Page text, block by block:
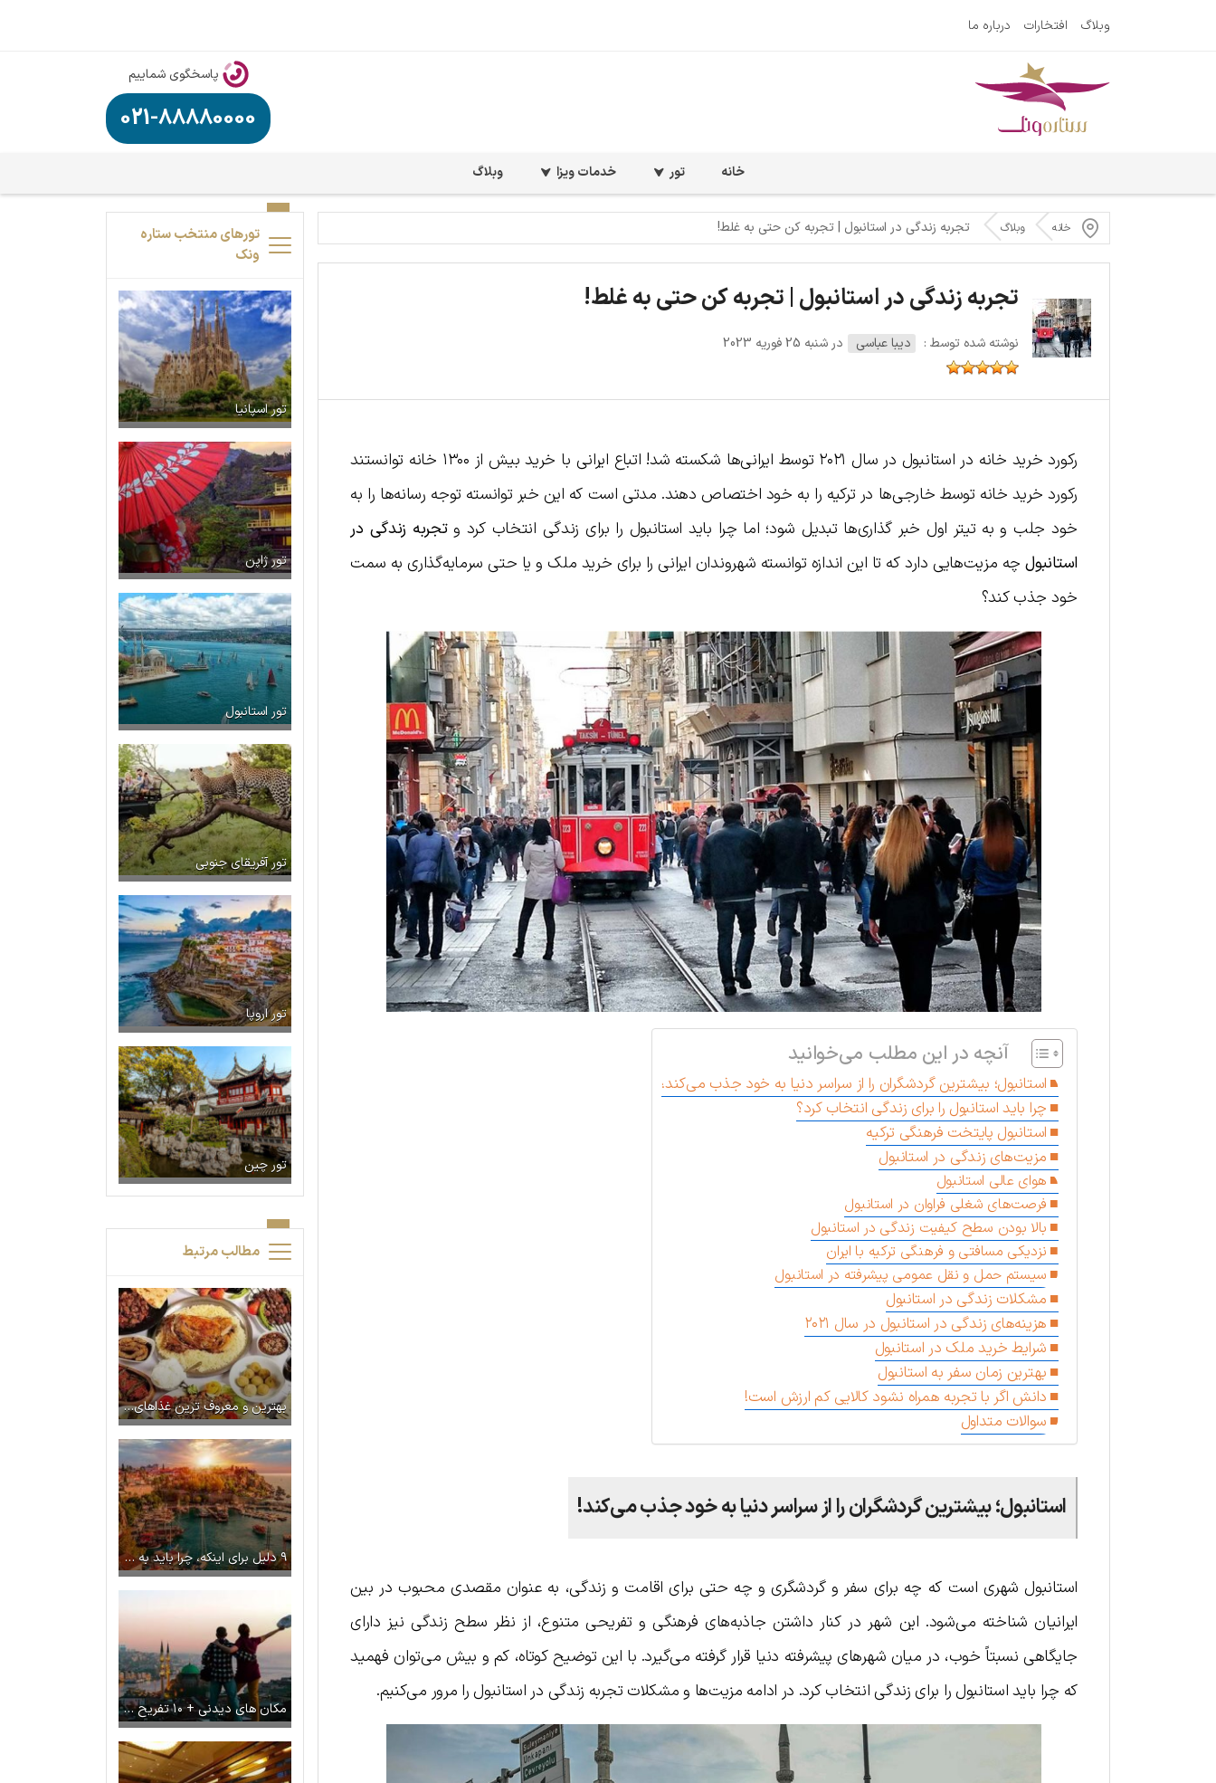
وبلاگ افتخارات درباره ما
پاسخگوی شماییم
021-88880000
خانه تور خدمات ویزا وبلاگ
خانه وبلاگ تجربه زندگی در استانبول | تجربه کن حتی به غلط!
تجربه زندگی در استانبول | تجربه کن حتی به غلط!
نوشته شده توسط : دیبا عباسی در شنبه 25 فوریه 2023
رکورد خرید خانه در استانبول در سال ۲۰۲۱ توسط ایرانی‌ها شکسته شد! اتباع ایرانی با خرید بیش از ۱۳۰۰ خانه توانستند
رکورد خرید خانه توسط خارجی‌ها در ترکیه را به خود اختصاص دهند. مدتی است که این خبر توانسته توجه رسانه‌ها را به
خود جلب و به تیتر اول خبر گذاری‌ها تبدیل شود؛ اما چرا باید استانبول را برای زندگی انتخاب کرد وتجربه زندگی در
استانبولچه مزیت‌هایی دارد که تا این اندازه توانسته شهروندان ایرانی را برای خرید ملک و یا حتی سرمایه‌گذاری به سمت
خود جذب کند؟
آنچه در این مطلب می‌خوانید
استانبول؛ بیشترین گردشگران را از سراسر دنیا به خود جذب می‌کند!
چرا باید استانبول را برای زندگی انتخاب کرد؟
استانبول پایتخت فرهنگی ترکیه
مزیت‌های زندگی در استانبول
هوای عالی استانبول
فرصت‌های شغلی فراوان در استانبول
بالا بودن سطح کیفیت زندگی در استانبول
نزدیکی مسافتی و فرهنگی ترکیه با ایران
سیستم حمل و نقل عمومی پیشرفته در استانبول
مشکلات زندگی در استانبول
هزینه‌های زندگی در استانبول در سال ۲۰۲۱
شرایط خرید ملک در استانبول
بهترین زمان سفر به استانبول
دانش اگر با تجربه همراه نشود کالایی کم ارزش است!
سوالات متداول
استانبول؛ بیشترین گردشگران را از سراسر دنیا به خود جذب می‌کند!
استانبول شهری است که چه برای سفر و گردشگری و چه حتی برای اقامت و زندگی، به عنوان مقصدی محبوب در بین
ایرانیان شناخته می‌شود. این شهر در کنار داشتن جاذبه‌های فرهنگی و تفریحی متنوع، از نظر سطح زندگی نیز دارای
جایگاهی نسبتاً خوب، در میان شهرهای پیشرفته دنیا قرار گرفته می‌گیرد. با این توضیح کوتاه، کم و بیش می‌توان فهمید
که چرا باید استانبول را برای زندگی انتخاب کرد. در ادامه مزیت‌ها و مشکلات تجربه زندگی در استانبول را مرور می‌کنیم.
تورهای منتخب ستاره
ونک
تور اسپانیا
تور ژاپن
تور استانبول
تور آفریقای جنوبی
تور اروپا
تور چین
مطالب مرتبط
بهترین و معروف ترین غذاهای ترکیه کدامند؟ + غذاهای محلی ترکیه
۹ دلیل برای اینکه، چرا باید به آنتالیا سفر کرد
مکان های دیدنی + ۱۰ تفریح مهیج و رایگان در استانبول